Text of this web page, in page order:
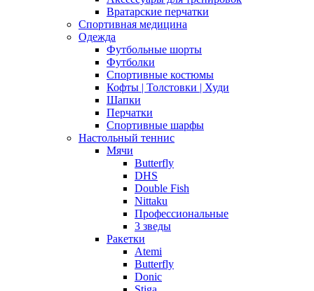
Вратарские перчатки
Спортивная медицина
Одежда
Футбольные шорты
Футболки
Спортивные костюмы
Кофты | Толстовки | Худи
Шапки
Перчатки
Спортивные шарфы
Настольный теннис
Мячи
Butterfly
DHS
Double Fish
Nittaku
Профессиональные
3 зведы
Ракетки
Atemi
Butterfly
Donic